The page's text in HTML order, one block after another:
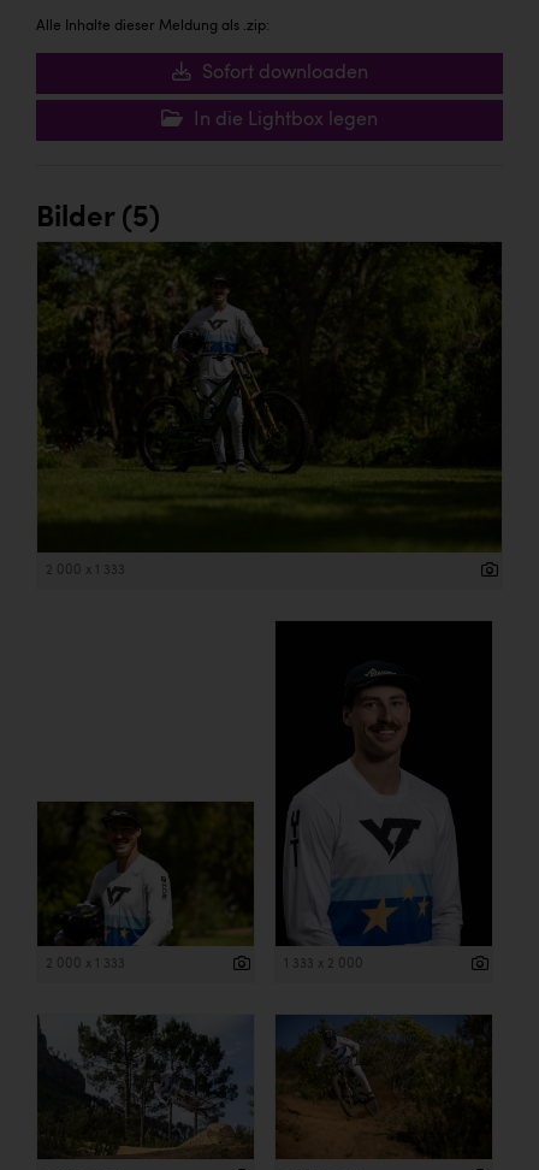
Alle Inhalte dieser Meldung als .zip:
Sofort downloaden
In die Lightbox legen
Bilder (5)
2 000 x 1 333
2 000 x 1 333 1 333 x 2 000